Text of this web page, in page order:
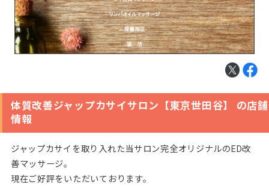
体質改善ジャップカサイサロン【東京世田谷】 の店舗
情報
ジャップカサイを取り入れた当サロン完全オリジナルのED改
善マッサージ。
現在ご好評をいただいております。